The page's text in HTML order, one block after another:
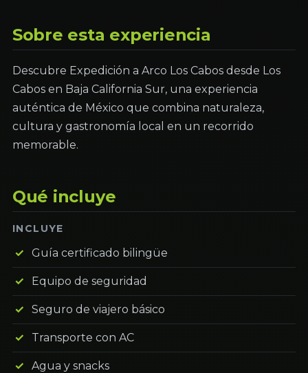
Sobre esta experiencia
Descubre Expedición a Arco Los Cabos desde Los
Cabos en Baja California Sur, una experiencia
auténtica de México que combina naturaleza,
cultura y gastronomía local en un recorrido
memorable.
Qué incluye
INCLUYE
Guía certificado bilingüe
Equipo de seguridad
Seguro de viajero básico
Transporte con AC
Agua y snacks